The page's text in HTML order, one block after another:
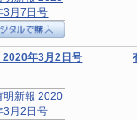
2020年3月2日号